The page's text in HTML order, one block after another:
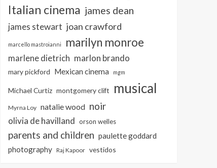
Italian cinema james dean
james stewart joan crawford
marcello mastroianni marilyn monroe
marlene dietrich marlon brando
mary pickford Mexican cinema mgm
Michael Curtiz montgomery clift musical
Myrna Loy natalie wood noir
olivia de havilland orson welles
parents and children paulette goddard
photography Raj Kapoor vestidos